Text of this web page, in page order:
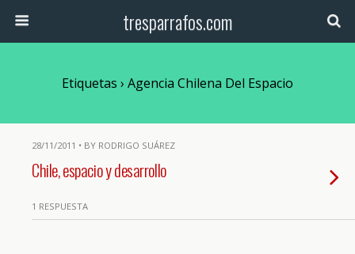
tresparrafos.com
Etiquetas › Agencia Chilena Del Espacio
28/11/2011 • BY RODRIGO SUÁREZ
Chile, espacio y desarrollo
1 RESPUESTA